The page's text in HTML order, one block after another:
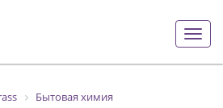
Бытовая химия